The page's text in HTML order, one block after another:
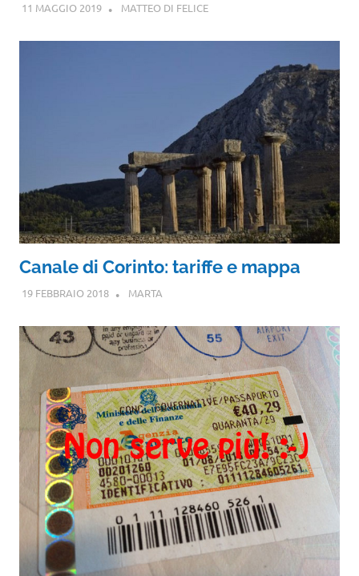
11 MAGGIO 2019 MATTEO DI FELICE
Canale di Corinto: tariffe e mappa
19 FEBBRAIO 2018 MARTA